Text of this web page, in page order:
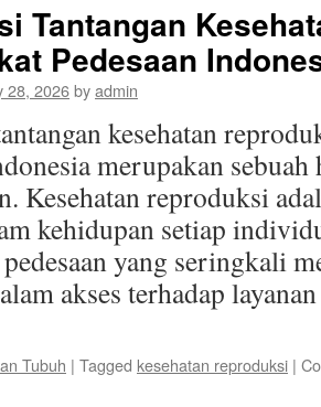
Tantangan
Pedesaan
28, 2026byadmin
kesehatan
merupakan
Kesehatan reproduksi
kehidupan setiap
yang seringkali
akses terhadap
Tubuh | Tagged kesehatan reproduksi |